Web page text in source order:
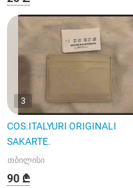
3
COS.ITALYURI ORIGINALI
SAKARTE.
თბილისი
90 ₾